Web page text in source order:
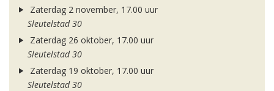
Zaterdag 2 november, 17.00 uur
Sleutelstad 30
Zaterdag 26 oktober, 17.00 uur
Sleutelstad 30
Zaterdag 19 oktober, 17.00 uur
Sleutelstad 30